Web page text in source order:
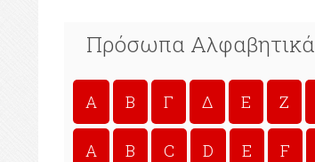
Πρόσωπα Αλφαβητικά
A Β Γ Δ Ε Ζ
A B C D E F